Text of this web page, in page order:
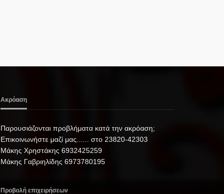
Ακρόαση
Παρουσιάζονται προβλήματα κατά την ακρόαση;
Επικοινωνήστε μαζί μας...... στο 23820-42303
Μάκης Χρηστάκης 6932425259
Μάκης Γαβριηλίδης 6973780195
Προβολή επιχειρήσεων